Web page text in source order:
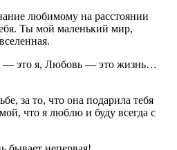
любимому на расстоянии
Ты мой маленький мир,
это я, Любовь — это жизнь…
за то, что она подарила тебя
что я люблю и буду всегда с